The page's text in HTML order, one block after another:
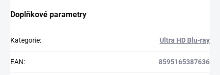
Doplňkové parametry
Kategorie: Ultra HD Blu-ray
EAN: 8595165387636